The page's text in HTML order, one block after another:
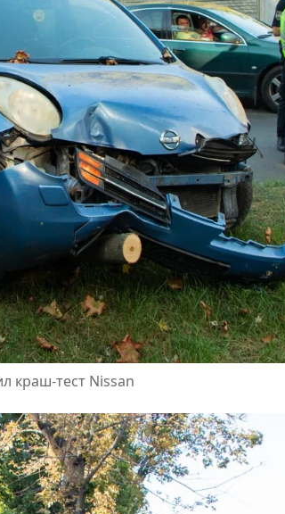
краш-тест Nissan